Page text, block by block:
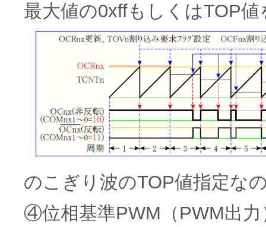
最大値の0xffもしくはTOP
のこぎり波のTOP値指定な
④位相基準PWM（PWM出力